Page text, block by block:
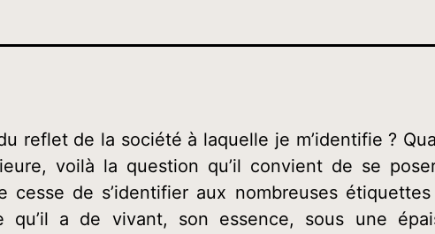
reflet de la société à laquelle je m’identifie ?
voilà la question qu’il convient de se
cesse de s’identifier aux nombreuses
qu’il a de vivant, son essence, sous une